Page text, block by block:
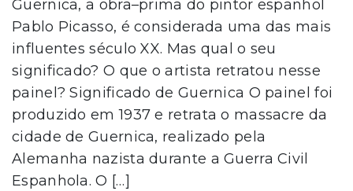
Guernica, a obra–prima do pintor espanhol
Pablo Picasso, é considerada uma das mais
influentes século XX. Mas qual o seu
significado? O que o artista retratou nesse
painel? Significado de Guernica O painel foi
produzido em 1937 e retrata o massacre da
cidade de Guernica, realizado pela
Alemanha nazista durante a Guerra Civil
Espanhola. O […]